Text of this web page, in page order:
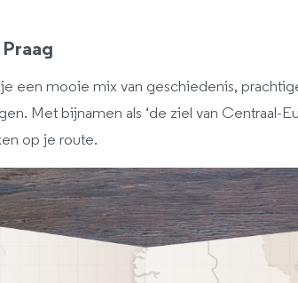
je een mooie mix van geschiedenis,
Met bijnamen als ‘de ziel van Centraal-
op je route.